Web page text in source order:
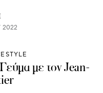
με τον Jean-